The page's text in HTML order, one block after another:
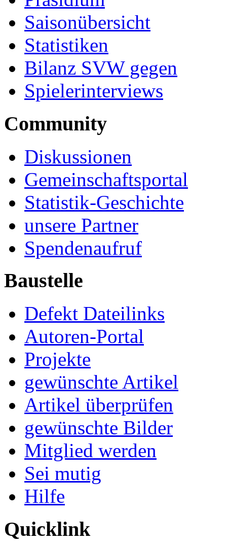
Saisonübersicht
Statistiken
Bilanz SVW gegen
Spielerinterviews
Community
Diskussionen
Gemeinschaftsportal
Statistik-Geschichte
unsere Partner
Spendenaufruf
Baustelle
Defekt Dateilinks
Autoren-Portal
Projekte
gewünschte Artikel
Artikel überprüfen
gewünschte Bilder
Mitglied werden
Sei mutig
Hilfe
Quicklink